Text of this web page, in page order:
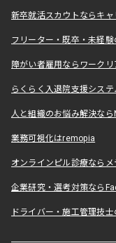
新卒就活スカウトならキ
フリーター・既卒・未経
障がい者雇用ならワークリ
らくらく入退院支援シス
人と組織のお悩み解決なら
業務可視化はremopia
オンラインピル診療ならメ
企業研究・選考対策なら
ドライバー・施工管理技